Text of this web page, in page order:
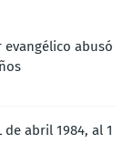
evangélico abusó
de abril 1984, al 1